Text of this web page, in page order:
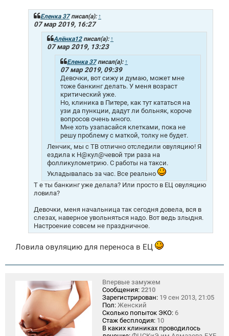
Еленка 37писал(а): ↑
07 мар 2019, 16:27
Алёнка12писал(а): ↑
07 мар 2019, 13:23
Еленка 37писал(а): ↑
07 мар 2019, 09:39
Девочки, вот сижу и думаю, может мне
тоже банкинг делать. У меня возраст
критический уже.
Но, клиника в Питере, как тут кататься на
узи да пункции, дадут ли больняк, короче
вопросов очень много.
Мне хоть узапасайся клетками, пока не
решу проблему с маткой, толку не будет.
Ленчик, мы с ТВ отлично отследили овуляцию! Я
ездила к Н@кул@чевой три раза на
фолликулометрию. С работы на такси.
Укладывалась за час. Все реально
Т е ты банкинг уже делала? Или просто в ЕЦ овуляцию
ловила?
Девочки, меня начальница так сегодня довела, вся в
слезах, наверное увольняться надо. Вот ведь злыдня.
Настроение совсем не праздничное.
Ловила овуляцию для переноса в ЕЦ
Впервые замужем
Сообщения: 2210
Зарегистрирован: 19 сен 2013, 21:05
Пол: Женский
Сколько попыток ЭКО: 6
Стаж бесплодия: 10
В каких клиниках проводилось